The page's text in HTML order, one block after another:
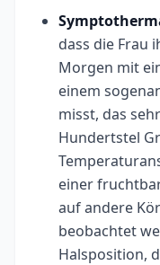
dass die Frau
Morgen mit
einem
misst, das
Hundertstel
einer
auf andere
beobachtet
Halsposition,